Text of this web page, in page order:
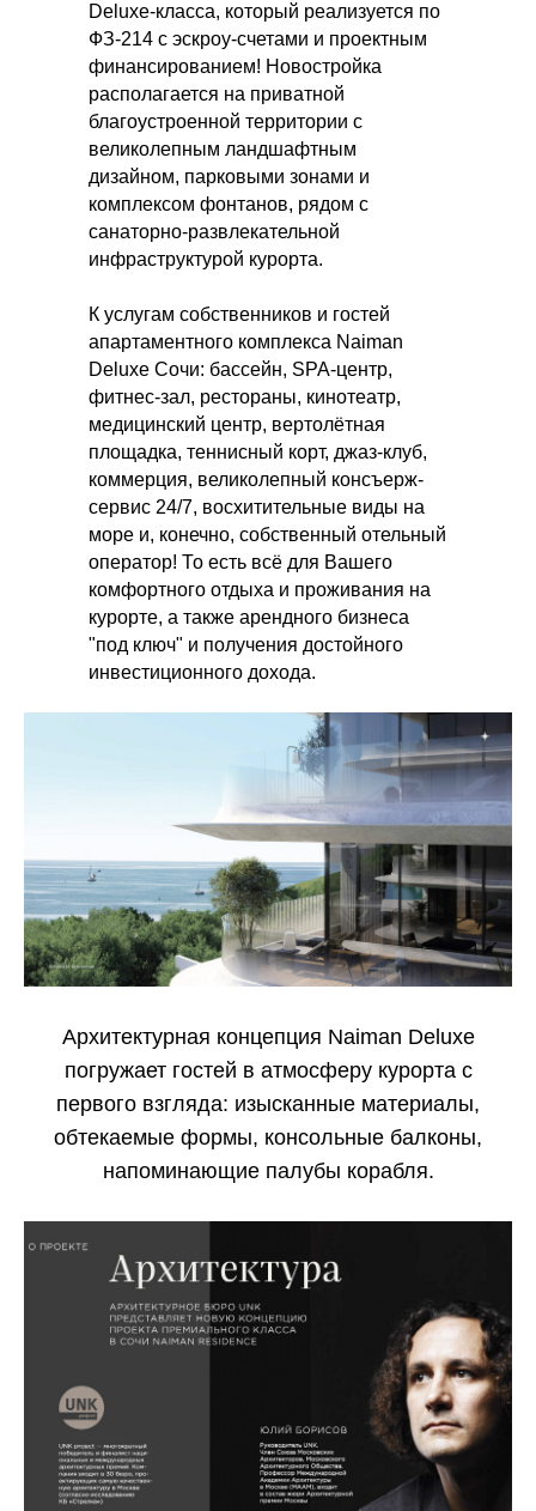
Deluxe-класса, который реализуется по
ФЗ-214 с эскроу-счетами и проектным
финансированием! Новостройка
располагается на приватной
благоустроенной территории с
великолепным ландшафтным
дизайном, парковыми зонами и
комплексом фонтанов, рядом с
санаторно-развлекательной
инфраструктурой курорта.
К услугам собственников и гостей
апартаментного комплекса Naiman
Deluxe Сочи: бассейн, SPA-центр,
фитнес-зал, рестораны, кинотеатр,
медицинский центр, вертолётная
площадка, теннисный корт, джаз-клуб,
коммерция, великолепный консъерж-
сервис 24/7, восхитительные виды на
море и, конечно, собственный отельный
оператор! То есть всё для Вашего
комфортного отдыха и проживания на
курорте, а также арендного бизнеса
"под ключ" и получения достойного
инвестиционного дохода.
Купить апартаменты Найман Делюкс
Сочи в собственность можно в ипотеку
или рассрочку от застройщика на
индивидуальных условиях. Старт
Архитектурная концепция Naiman Deluxe
погружает гостей в атмосферу курорта с
первого взгляда: изысканные материалы,
обтекаемые формы, консольные балконы,
напоминающие палубы корабля.